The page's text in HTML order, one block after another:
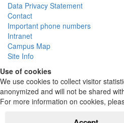
Data Privacy Statement
Contact
Important phone numbers
Intranet
Campus Map
Site Info
Use of cookies
We use cookies to collect visitor
anonymized and will not be shared
For more information on cookies,